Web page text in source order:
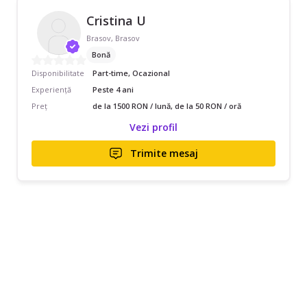
Cristina U
Brasov, Brasov
Bonă
Disponibilitate
Part-time, Ocazional
Experiență
Peste 4 ani
Preț
de la 1500 RON / lună, de la 50 RON / oră
Vezi profil
Trimite mesaj